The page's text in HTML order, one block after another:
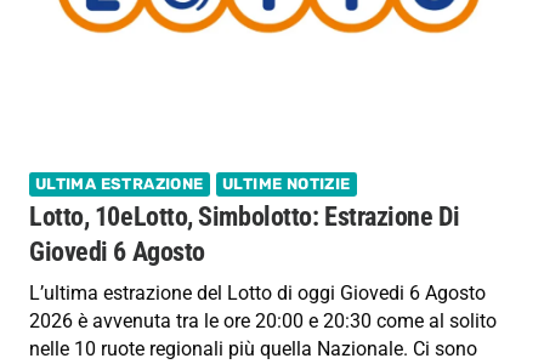
ULTIMA ESTRAZIONE ULTIME NOTIZIE
Lotto, 10eLotto, Simbolotto: Estrazione Di
Giovedi 6 Agosto
L’ultima estrazione del Lotto di oggi Giovedi 6 Agosto
2026 è avvenuta tra le ore 20:00 e 20:30 come al solito
nelle 10 ruote regionali più quella Nazionale. Ci sono